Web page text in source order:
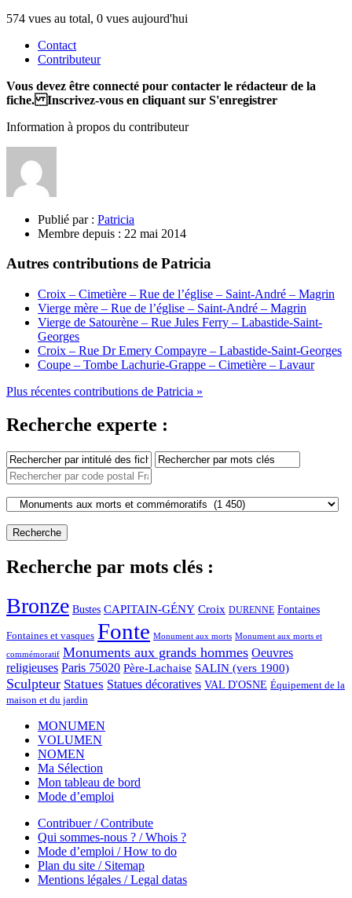
574 vues au total, 0 vues aujourd'hui
Contact
Contributeur
Vous devez être connecté pour contacter le rédacteur de la
fiche. Inscrivez-vous en cliquant sur S'enregistrer
Information à propos du contributeur
Publié par : Patricia
Membre depuis : 22 mai 2014
Autres contributions de Patricia
Croix – Cimetière – Rue de l’église – Saint-André – Magrin
Vierge mère – Rue de l’église – Saint-André – Magrin
Vierge de Satourène – Rue Jules Ferry – Labastide-Saint-
Georges
Croix – Rue Dr Emery Compayre – Labastide-Saint-Georges
Coupe – Tombe Lachurie-Grappe – Cimetière – Lavaur
Plus récentes contributions de Patricia »
Recherche experte :
Recherche par mots clés :
Bronze Bustes CAPITAIN-GÉNY Croix DURENNE Fontaines
Fontaines et vasques Fonte Monument aux morts Monument aux morts et
commémoratif Monuments aux grands hommes Oeuvres
religieuses Paris 75020 Père-Lachaise SALIN (vers 1900)
Sculpteur Statues Statues décoratives VAL D'OSNE Équipement de la
maison et du jardin
MONUMEN
VOLUMEN
NOMEN
Ma Sélection
Mon tableau de bord
Mode d’emploi
Contribuer / Contribute
Qui sommes-nous ? / Whois ?
Mode d’emploi / How to do
Plan du site / Sitemap
Mentions légales / Legal datas